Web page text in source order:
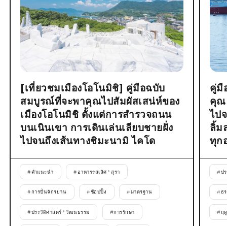
[เที่ยวชมเมืองโอโนมิชิ] คู่มือฉบับ
สมบูรณ์ที่จะพาคุณไปสัมผัสเสน่ห์ของ
เมืองโอโนมิชิ ตั้งแต่การสำรวจถนน
บนเนินเขา การเดินเล่นเลียบชายฝั่ง
ไปจนถึงเส้นทางชิมะนามิ ไคโด
#คำแนะนำ # อาหารรสเลิศ * สุรา
#การปั่นจักรยาน #ช้อปปิ้ง #มาตรฐาน
#ประวัติศาสตร์ * วัฒนธรรม #การรักษา
คู่มื
คุณ
ไป
ลิ้ม
ทุก
#ป
#ธ
#ฤ